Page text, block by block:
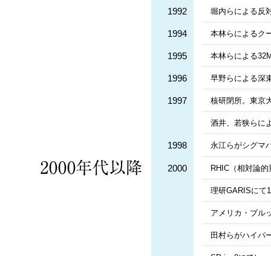
1992 堀内らによる反
1994 本林らによるク
1995 本林らによる
1996 早野らによる深
1997 核研閉所。東京
酒井、若狭らに
1998 永江らがシグマ
2000 RHIC（相対論
理研GARISにて
アメリカ・ブル
田村らがハイパ